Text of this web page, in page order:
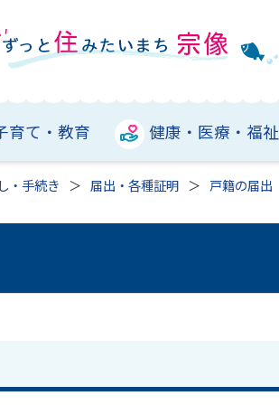
育て・教育 健康・医療・福祉
・手続き 届出・各種証明 戸籍の届出